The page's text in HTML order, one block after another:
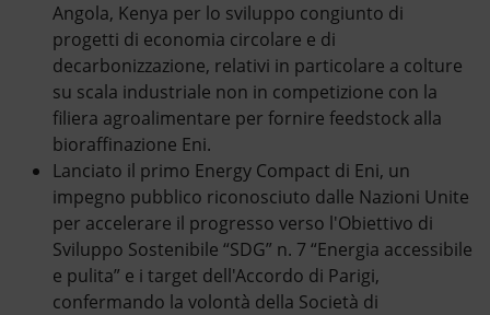
Angola, Kenya per lo sviluppo congiunto di
progetti di economia circolare e di
decarbonizzazione, relativi in particolare a colture
su scala industriale non in competizione con la
filiera agroalimentare per fornire feedstock alla
bioraffinazione Eni.
Lanciato il primo Energy Compact di Eni, un
impegno pubblico riconosciuto dalle Nazioni Unite
per accelerare il progresso verso l'Obiettivo di
Sviluppo Sostenibile “SDG” n. 7 “Energia accessibile
e pulita” e i target dell'Accordo di Parigi,
confermando la volontà della Società di